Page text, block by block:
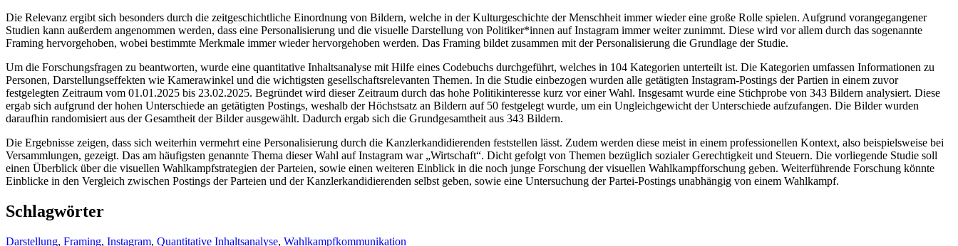
Die Relevanz ergibt sich besonders durch die zeitgeschichtliche Einordnung von Bildern, welche in der Kulturgeschichte der Menschheit immer wieder eine große Rolle spielen. Aufgrund vorangegangener
Studien kann außerdem angenommen werden, dass eine Personalisierung und die visuelle Darstellung von Politiker*innen auf Instagram immer weiter zunimmt. Diese wird vor allem durch das sogenannte
Framing hervorgehoben, wobei bestimmte Merkmale immer wieder hervorgehoben werden. Das Framing bildet zusammen mit der Personalisierung die Grundlage der Studie.
Um die Forschungsfragen zu beantworten, wurde eine quantitative Inhaltsanalyse mit Hilfe eines Codebuchs durchgeführt, welches in 104 Kategorien unterteilt ist. Die Kategorien umfassen Informationen zu
Personen, Darstellungseffekten wie Kamerawinkel und die wichtigsten gesellschaftsrelevanten Themen. In die Studie einbezogen wurden alle getätigten Instagram-Postings der Partien in einem zuvor
festgelegten Zeitraum vom 01.01.2025 bis 23.02.2025. Begründet wird dieser Zeitraum durch das hohe Politikinteresse kurz vor einer Wahl. Insgesamt wurde eine Stichprobe von 343 Bildern analysiert. Diese
ergab sich aufgrund der hohen Unterschiede an getätigten Postings, weshalb der Höchstsatz an Bildern auf 50 festgelegt wurde, um ein Ungleichgewicht der Unterschiede aufzufangen. Die Bilder wurden
daraufhin randomisiert aus der Gesamtheit der Bilder ausgewählt. Dadurch ergab sich die Grundgesamtheit aus 343 Bildern.
Die Ergebnisse zeigen, dass sich weiterhin vermehrt eine Personalisierung durch die Kanzlerkandidierenden feststellen lässt. Zudem werden diese meist in einem professionellen Kontext, also beispielsweise bei
Versammlungen, gezeigt. Das am häufigsten genannte Thema dieser Wahl auf Instagram war „Wirtschaft“. Dicht gefolgt von Themen bezüglich sozialer Gerechtigkeit und Steuern. Die vorliegende Studie soll
einen Überblick über die visuellen Wahlkampfstrategien der Parteien, sowie einen weiteren Einblick in die noch junge Forschung der visuellen Wahlkampfforschung geben. Weiterführende Forschung könnte
Einblicke in den Vergleich zwischen Postings der Parteien und der Kanzlerkandidierenden selbst geben, sowie eine Untersuchung der Partei-Postings unabhängig von einem Wahlkampf.
Schlagwörter
Darstellung, Framing, Instagram, Quantitative Inhaltsanalyse, Wahlkampfkommunikation